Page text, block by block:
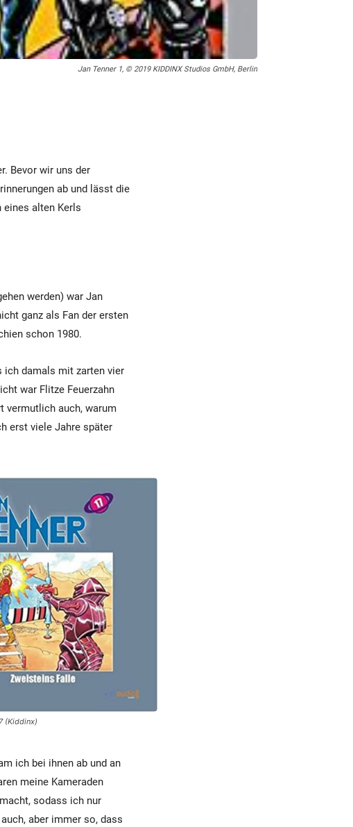
Jan Tenner 1, © 2019 KIDDINX Studios GmbH, Berlin
Bevor wir uns der
ab und lässt die
eines alten Kerls
werden) war Jan
ganz als Fan der ersten
schon 1980.
ich damals mit zarten vier
war Flitze Feuerzahn
vermutlich auch, warum
erst viele Jahre später
(Kiddinx)
ich bei ihnen ab und an
meine Kameraden
sodass ich nur
aber immer so, dass